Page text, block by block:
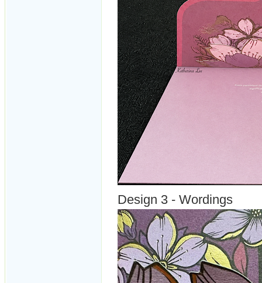
Design 3 - Wordings